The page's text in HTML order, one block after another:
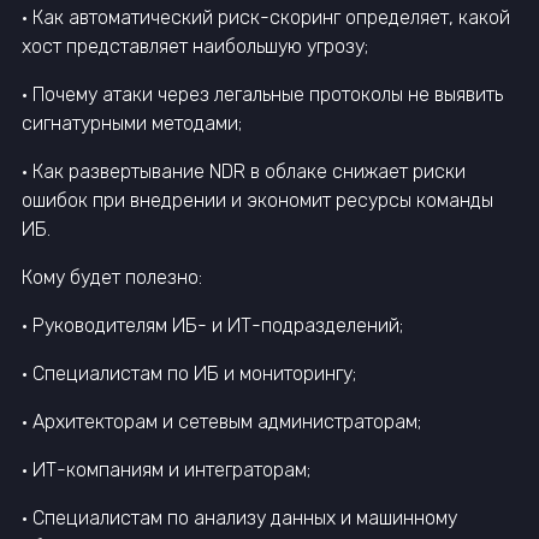
• Как автоматический риск-скоринг определяет, какой
хост представляет наибольшую угрозу;
• Почему атаки через легальные протоколы не выявить
сигнатурными методами;
• Как развертывание NDR в облаке снижает риски
ошибок при внедрении и экономит ресурсы команды
ИБ.
Кому будет полезно:
• Руководителям ИБ- и ИТ-подразделений;
• Специалистам по ИБ и мониторингу;
• Архитекторам и сетевым администраторам;
• ИТ-компаниям и интеграторам;
• Специалистам по анализу данных и машинному